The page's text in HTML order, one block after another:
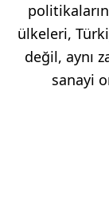
ülkeleri,
değil, aynı
sanayi